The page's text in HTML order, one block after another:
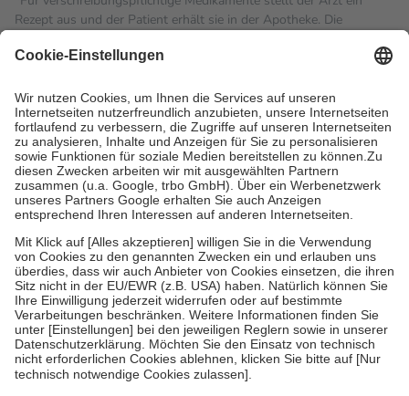
Rezept aus und der Patient erhält sie in der Apotheke. Die
Kosten dafür, der Versicherte trägt einen Teil davon als Zuzahlung
Grundsätzlich leisten Mitglieder Zuzahlungen in Höhe von zehn
Prozent des Abgabepreises,mindestensjedochfünf Euround
höchstens zehn Euro.Es sind jedoch nie mehr als die
tatsächlichen Kosten der Leistung zu entrichten.
Diese Regeln gelten grundsätzlich auch für Online-Apotheken.
Bei Heilmitteln und häuslicher Krankenpflege beträgt die
Zuzahlung zehn Prozent der Kosten sowie zehn Euro je
Um das Engagement der Versicherten für ihre eigene Gesundheit
zu stärken und die besondere Stellung der Familie zu unterstützen,
fallenkeine Zuzahlungenan bei:
• Kindern und Jugendlichen bis zum vollendeten 18. Lebensjahr
mit Ausnahme der Fahrkosten
• Untersuchungen zur Vorsorge und Früherkennung, die von der
GKV getragen werden
• empfohlenen Schutzimpfungen